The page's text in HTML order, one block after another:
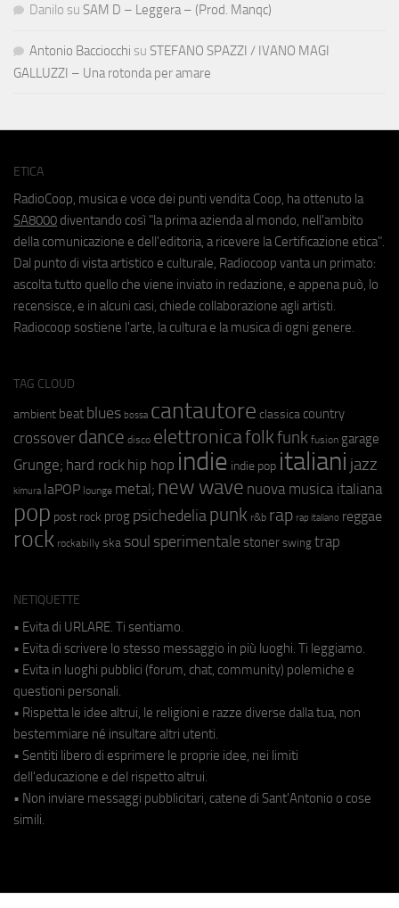
Danilo su SAM D – Leggera – (Prod. Manqc)
Antonio Bacciocchi su STEFANO SPAZZI / IVANO MAGI
GALLUZZI – Una rotonda per amare
ETICA
RadioCoop, musica e voce dei punti vendita Coop, ha ottenuto la
SA8000 diventando così "la prima azienda al mondo, nell'ambito
della comunicazione e dell'editoria, a ricevere la Certificazione etica".
Dal punto di vista artistico e culturale, Radiocoop vanta un primato:
ascolta tutto quello che viene inviato in redazione, e appena può, lo
recensisce, e in alcuni casi, chiede collaborazione agli artisti.
Radiocoop sostiene l'arte, la cultura e la musica di ogni genere.
TAG CLOUD
ambient beat blues bossa cantautore classica country
crossover dance disco elettronicafolkfunk fusion garage
Grunge; hard rock hip hop indie indie pop italiani jazz
kimura laPOP lounge metal; new wave nuova musica italiana
pop post rock prog psichedeliapunk r&b rap rap italiano reggae
rock rockabilly ska soul sperimentale stoner swing trap
NETIQUETTE
• Evita di URLARE. Ti sentiamo.
• Evita di scrivere lo stesso messaggio in più luoghi. Ti leggiamo.
• Evita in luoghi pubblici (forum, chat, community) polemiche e
questioni personali.
• Rispetta le idee altrui, le religioni e razze diverse dalla tua, non
bestemmiare né insultare altri utenti.
• Sentiti libero di esprimere le proprie idee, nei limiti
dell'educazione e del rispetto altrui.
• Non inviare messaggi pubblicitari, catene di Sant'Antonio o cose
simili.